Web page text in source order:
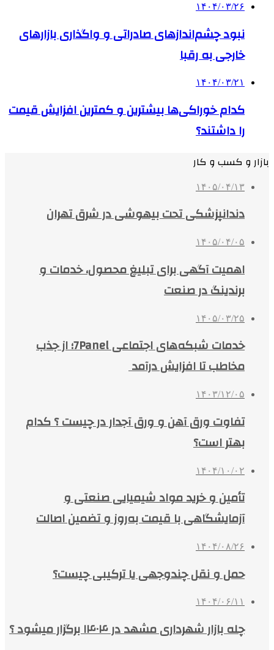
۱۴۰۴/۰۳/۲۶
نبود چشم‌اندازهای صادراتی و واگذاری بازارهای
خارجی به رقبا
۱۴۰۴/۰۳/۲۱
کدام خوراکی‌ها بیشترین و کمترین افزایش قیمت
را داشتند؟
بازار و کسب و کار
۱۴۰۵/۰۴/۱۳
دندانپزشکی تحت بیهوشی در شرق تهران
۱۴۰۵/۰۴/۰۵
اهمیت آگهی برای تبلیغ محصول، خدمات و
برندینگ در صنعت
۱۴۰۵/۰۳/۲۵
خدمات شبکه‌های اجتماعی 7Panel؛ از جذب
مخاطب تا افزایش درآمد
۱۴۰۳/۱۲/۰۵
تفاوت ورق آهن و ورق آجدار در چیست ؟ کدام
بهتر است؟
۱۴۰۴/۱۰/۰۲
تأمین و خرید مواد شیمیایی صنعتی و
آزمایشگاهی با قیمت به‌روز و تضمین اصالت
۱۴۰۴/۰۸/۲۶
حمل و نقل چندوجهی یا ترکیبی چیست؟
۱۴۰۴/۰۶/۱۱
چله بازار شهرداری مشهد در ۱۴۰۴ برگزار میشود ؟